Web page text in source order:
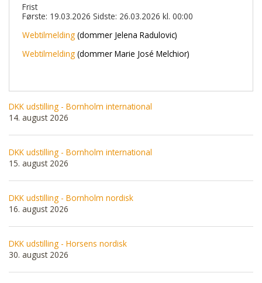
Frist
Første: 19.03.2026 Sidste: 26.03.2026 kl. 00:00
Webtilmelding(dommer Jelena Radulovic)
Webtilmelding(dommer Marie José Melchior)
DKK udstilling - Bornholm international
14. august 2026
DKK udstilling - Bornholm international
15. august 2026
DKK udstilling - Bornholm nordisk
16. august 2026
DKK udstilling - Horsens nordisk
30. august 2026